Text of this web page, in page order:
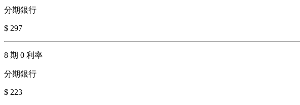
分期銀行
$ 297
8 期 0 利率
分期銀行
$ 223